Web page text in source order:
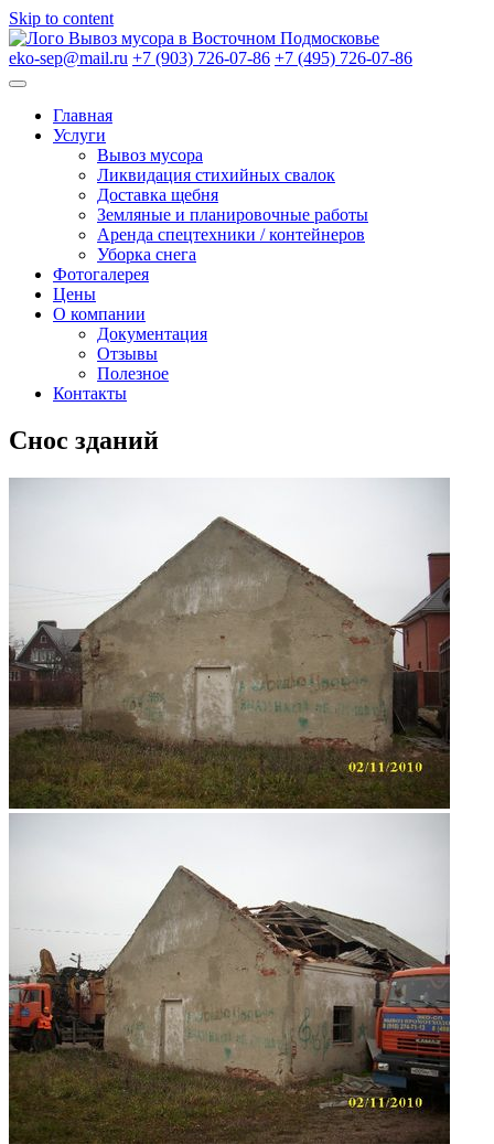
Skip to content
Вывоз мусора в Восточном Подмосковье
eko-sep@mail.ru +7 (903) 726-07-86 +7 (495) 726-07-86
Главная
Услуги
Вывоз мусора
Ликвидация стихийных свалок
Доставка щебня
Земляные и планировочные работы
Аренда спецтехники / контейнеров
Уборка снега
Фотогалерея
Цены
О компании
Документация
Отзывы
Полезное
Контакты
Снос зданий